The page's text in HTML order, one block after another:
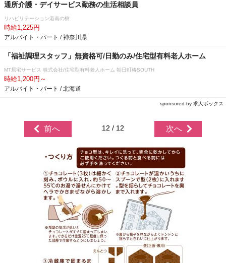
通所介護・デイサービス勤務の生活相談員
リハビリテーション港南の樹
時給1,225円
アルバイト・パート / 神奈川県
「福祉調理スタッフ」無資格可/日勤のみ/住宅型有料老人ホーム
MT居宅サービス 株式会社/住宅型有料老人ホーム 朝日町椿SOUTH
時給1,200円～
アルバイト・パート / 北海道
sponsored by 求人ボックス
前へ 12 / 12 次へ